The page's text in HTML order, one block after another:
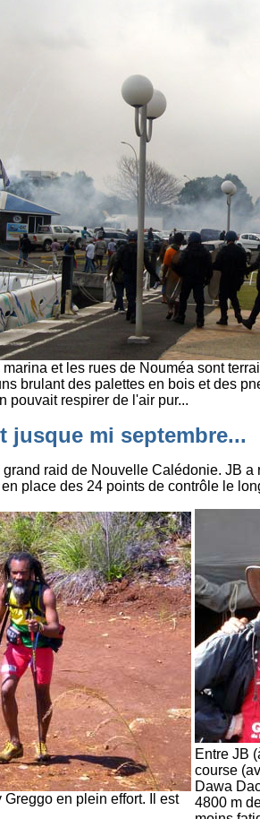
et les rues de Nouméa sont
brulant des palettes en bois et des
pouvait respirer de l'air pur...
jusque mi septembre...
raid de Nouvelle Calédonie. JB
place des 24 points de contrôle le
en plein effort. Il est
Entre JB
course
Dawa
4800 m